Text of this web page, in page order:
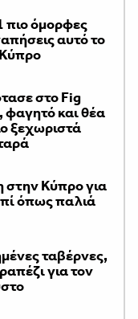
πιο όμορφες
αυτό το
στο Fig
και θέα
ξεχωριστά
στην Κύπρο για
όπως παλιά
ταβέρνες,
για τον